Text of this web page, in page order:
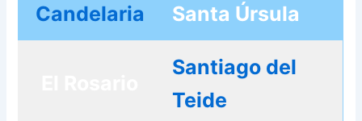
Candelaria Santa Úrsula
Santiago del
Teide